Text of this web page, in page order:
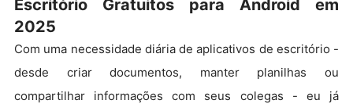
Escritório Gratuitos para Android em
2025
Com uma necessidade diária de aplicativos de escritório -
desde criar documentos, manter planilhas ou
compartilhar informações com seus colegas - eu já